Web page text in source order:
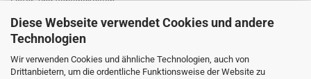
Diese Webseite verwendet Cookies und andere
Technologien
Wir verwenden Cookies und ähnliche Technologien, auch von
Drittanbietern, um die ordentliche Funktionsweise der Website zu
Privatsphäre und Datenschutz
Callback Service
Cookie Einstellungen